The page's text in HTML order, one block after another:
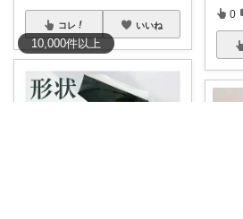
10,000件以上
コレ いいね
0